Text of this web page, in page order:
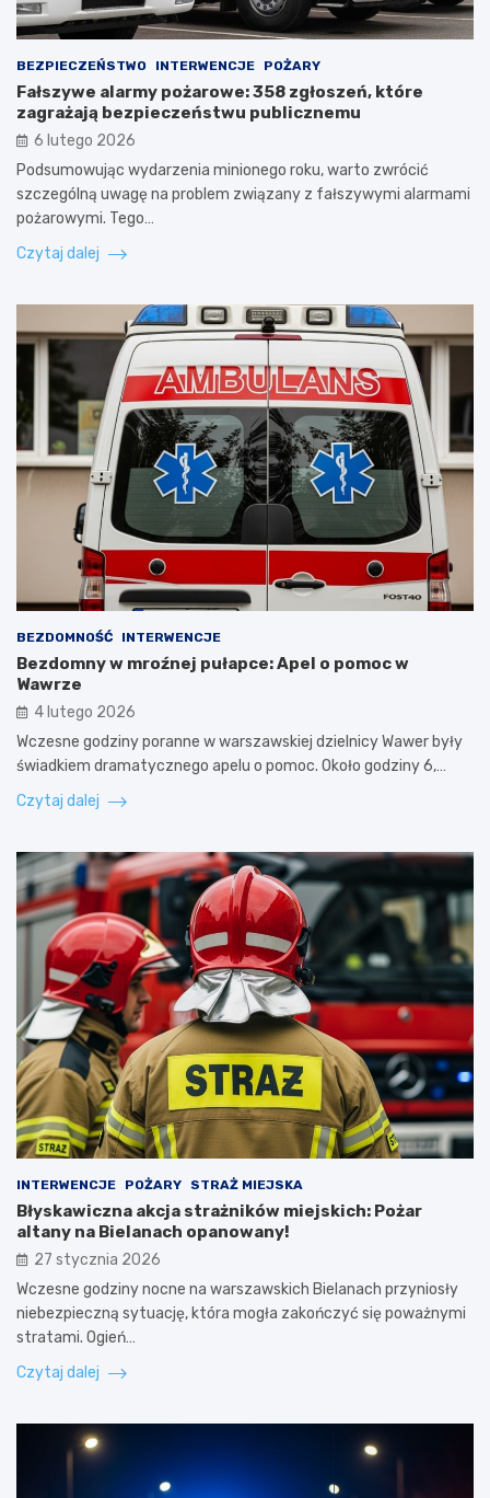
BEZPIECZEŃSTWO INTERWENCJE POŻARY
Fałszywe alarmy pożarowe: 358 zgłoszeń, które
zagrażają bezpieczeństwu publicznemu
6 lutego 2026
Podsumowując wydarzenia minionego roku, warto zwrócić
szczególną uwagę na problem związany z fałszywymi alarmami
pożarowymi. Tego…
Czytaj dalej
BEZDOMNOŚĆ INTERWENCJE
Bezdomny w mroźnej pułapce: Apel o pomoc w
Wawrze
4 lutego 2026
Wczesne godziny poranne w warszawskiej dzielnicy Wawer były
świadkiem dramatycznego apelu o pomoc. Około godziny 6,…
Czytaj dalej
INTERWENCJE POŻARY STRAŻ MIEJSKA
Błyskawiczna akcja strażników miejskich: Pożar
altany na Bielanach opanowany!
27 stycznia 2026
Wczesne godziny nocne na warszawskich Bielanach przyniosły
niebezpieczną sytuację, która mogła zakończyć się poważnymi
stratami. Ogień…
Czytaj dalej